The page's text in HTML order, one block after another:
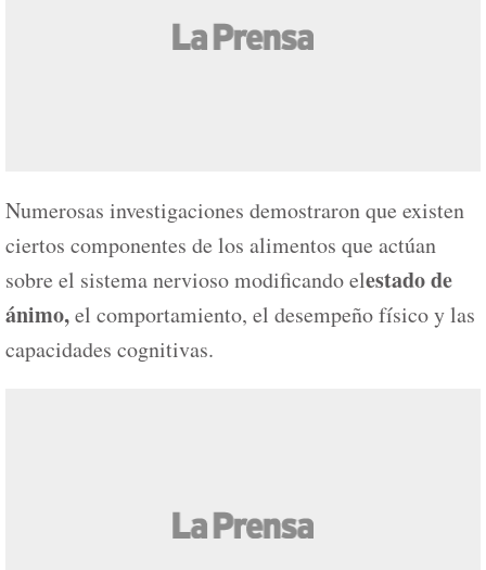
Numerosas investigaciones demostraron que existen
ciertos componentes de los alimentos que actúan
sobre el sistema nervioso modificando elestado de
ánimo,el comportamiento, el desempeño físico y las
capacidades cognitivas.